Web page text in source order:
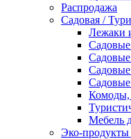
Распродажа
Садовая /
Лежаки
Садовые
Комоды,
Мебель
Эко-